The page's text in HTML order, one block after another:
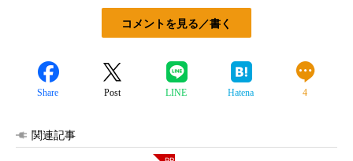
コメントを見る／書く
Share Post LINE Hatena 4
関連記事